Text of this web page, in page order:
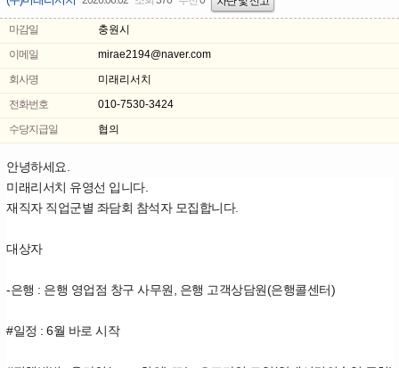
마감일
충원시
이메일
mirae2194@naver.com
회사명
미래리서치
전화번호
010-7530-3424
수당지급일
협의
안녕하세요.
미래리서치 유영선 입니다.
재직자 직업군별 좌담회 참석자 모집합니다.
대상자
-은행 : 은행 영업점 창구 사무원, 은행 고객상담원(은행콜센터)
#일정 : 6월 바로 시작